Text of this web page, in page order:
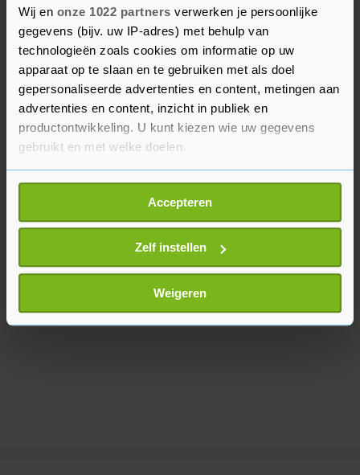
Wij en onze 1022 partners verwerken je persoonlijke
gegevens (bijv. uw IP-adres) met behulp van
technologieën zoals cookies om informatie op uw
apparaat op te slaan en te gebruiken met als doel
gepersonaliseerde advertenties en content, metingen aan
advertenties en content, inzicht in publiek en
productontwikkeling. U kunt kiezen wie uw gegevens
gebruikt en met welke doelen.
Als u het toestaat, willen we ook graag:
Informatie verzamelen over uw geografische
locatie, die tot een paar meter nauwkeurig kan zijn
Uw apparaat identificeren door het actief te
scannen op specifieke eigenschappen (fingerprinting)
Lees meer over hoe uw persoonlijke gegevens worden
verwerkt en stel uw voorkeuren in het
U kunt uw toestemming op elk moment wijzigen of
Accepteren
Zelf instellen
Weigeren
dreiging van een tweede coronagolf zorgt voor
aanhoudende onzekerheid en dat het nu geen
tijd is om de wereldwijde handelsspanningen te
laten oplopen. Volgens haar moeten overheden
nu samenwerken bij het vinden van een medicijn
tegen het virus.